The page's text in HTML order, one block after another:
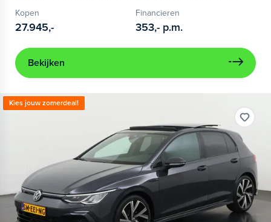
Kopen
27.945,-
Financieren
353,- p.m.
Bekijken
Kies jouw zomerdeal!